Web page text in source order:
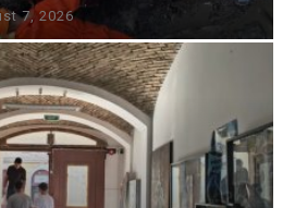
7, 2026